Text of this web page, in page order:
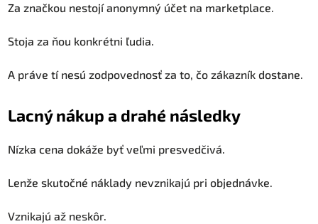
Za značkou nestojí anonymný účet na marketplace.
Stoja za ňou konkrétni ľudia.
A práve tí nesú zodpovednosť za to, čo zákazník dostane.
Lacný nákup a drahé následky
Nízka cena dokáže byť veľmi presvedčivá.
Lenže skutočné náklady nevznikajú pri objednávke.
Vznikajú až neskôr.